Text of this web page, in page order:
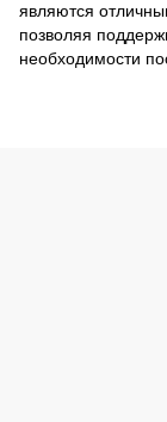
являются
позволяя
необходимости